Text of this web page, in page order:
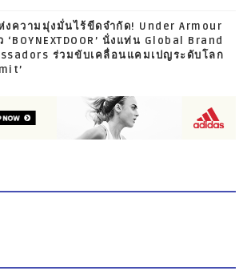
งความมุ่งมั่นไร้ขีดจำกัด! Under Armour
‘BOYNEXTDOOR’ นั่งแท่น Global Brand
ร่วมขับเคลื่อนแคมเปญระดับโลก